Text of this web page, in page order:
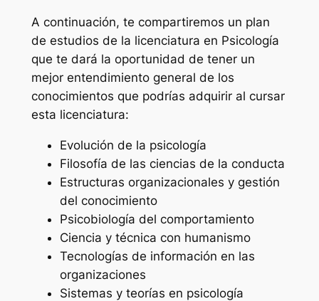
A continuación, te compartiremos un plan
de estudios de la licenciatura en Psicología
que te dará la oportunidad de tener un
mejor entendimiento general de los
conocimientos que podrías adquirir al cursar
esta licenciatura:
Evolución de la psicología
Filosofía de las ciencias de la conducta
Estructuras organizacionales y gestión
del conocimiento
Psicobiología del comportamiento
Ciencia y técnica con humanismo
Tecnologías de información en las
organizaciones
Sistemas y teorías en psicología